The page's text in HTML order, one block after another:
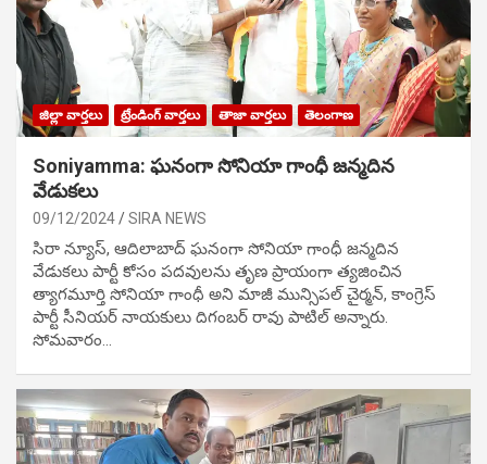
జిల్లా వార్తలు ట్రేండింగ్ వార్తలు తాజా వార్తలు తెలంగాణ
Soniyamma: ఘ‌నంగా సోనియా గాంధీ జ‌న్మ‌దిన
వేడుక‌లు
09/12/2024 SIRA NEWS
సిరా న్యూస్, ఆదిలాబాద్ ఘ‌నంగా సోనియా గాంధీ జ‌న్మ‌దిన
వేడుక‌లు పార్టీ కోసం ప‌ద‌వుల‌ను తృణ ప్రాయంగా త్య‌జించిన
త్యాగమూర్తి సోనియా గాంధీ అని మాజీ మున్సిప‌ల్ చైర్మ‌న్, కాంగ్రెస్
పార్టీ సీనియ‌ర్ నాయ‌కులు దిగంబ‌ర్ రావు పాటిల్ అన్నారు.
సోమవారం…